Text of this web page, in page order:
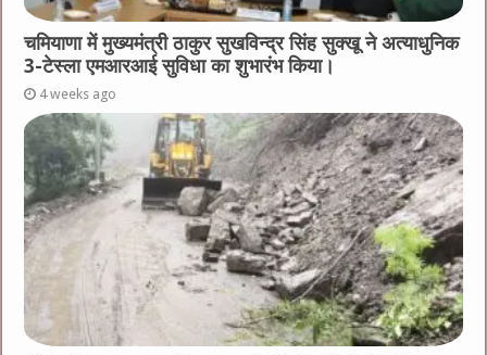
चमियाणा में मुख्यमंत्री ठाकुर सुखविन्द्र सिंह सुक्खू ने अत्याधुनिक
3-टेस्ला एमआरआई सुविधा का शुभारंभ किया।
4 weeks ago